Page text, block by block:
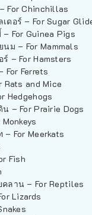
For Chinchillas
ดอร์ – For Sugar
For Guinea Pigs
ม – For Mammals
– For Hamsters
For Ferrets
Rats and Mice
Hedgehogs
– For Prairie Dogs
– For Meerkats
Fish
คลาน – For Reptiles
Lizards